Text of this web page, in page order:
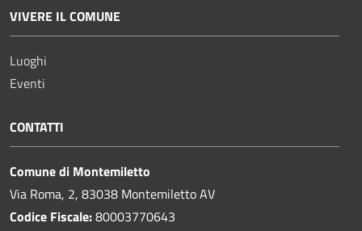
VIVERE IL COMUNE
Luoghi
Eventi
CONTATTI
Comune di Montemiletto
Via Roma, 2, 83038 Montemiletto AV
Codice Fiscale:80003770643